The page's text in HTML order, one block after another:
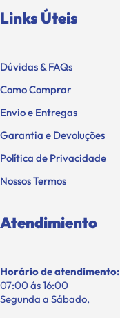
Links Úteis
Dúvidas & FAQs
Como Comprar
Envio e Entregas
Garantia e Devoluções
Política de Privacidade
Nossos Termos
Atendimiento
Horário de atendimento:
07:00 ás 16:00
Segunda a Sábado,